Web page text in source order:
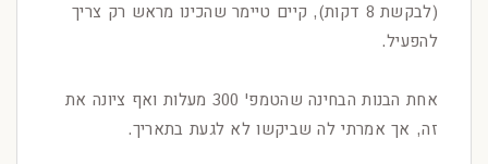
(לבקשת 8 דקות), קיים טיימר שהכינו מראש רק צריך
להפעיל.
אחת הבנות הבחינה שהטמפ' 300 מעלות ואף ציונה את
זה, אך אמרתי לה שביקשו לא לגעת בתאריך.